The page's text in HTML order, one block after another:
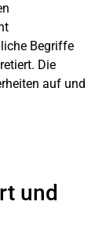
Begriffe
Die
auf und
und